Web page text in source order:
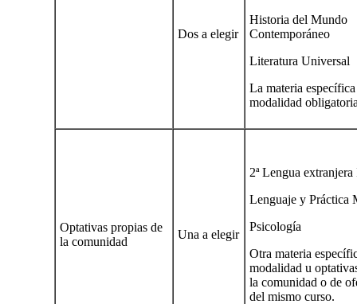
Dos a elegir
Historia del Mundo
Contemporáneo
Literatura Universal
La materia
modalidad
Optativas propias de
la comunidad
Una a elegir
2ª Lengua extranjera
Lenguaje y Práctica
Psicología
Otra materia
modalidad u
la comunidad o de
del mismo curso.